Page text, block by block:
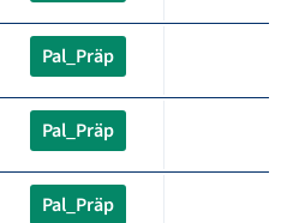
Pal_Präp
Pal_Präp
Pal_Präp